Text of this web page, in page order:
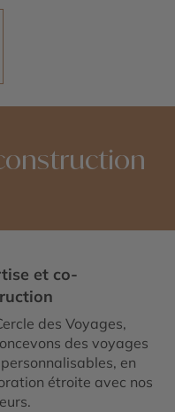
et co-
des Voyages,
des voyages
en
étroite avec nos